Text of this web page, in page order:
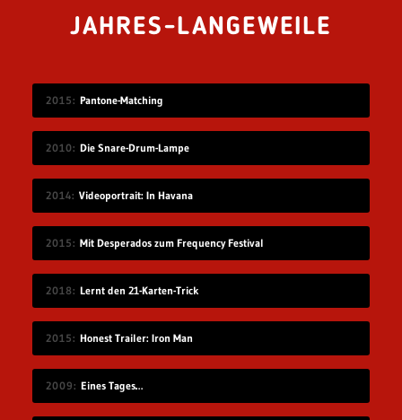
JAHRES-LANGEWEILE
2015 Pantone-Matching
2010 Die Snare-Drum-Lampe
2014 Videoportrait: In Havana
2015 Mit Desperados zum Frequency Festival
2018 Lernt den 21-Karten-Trick
2015 Honest Trailer: Iron Man
2009 Eines Tages…